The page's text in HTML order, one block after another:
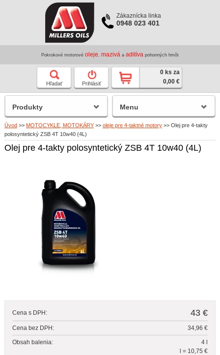
Zákaznícka linka
0948 023 401
Pokrokové motorové oleje mazivá a aditíva pohonných hmôt
Hľadať Prihlásiť
0 ks za
0,00 €
Úvod >> MOTOCYKLE, MOTOKÁRY >> oleje pre 4-taktné motory >> Olej pre 4-takty
polosyntetický ZSB 4T 10w40 (4L)
Olej pre 4-takty polosyntetický ZSB 4T 10w40 (4L)
Cena s DPH: 43 €
Cena bez DPH: 34,96 €
Obsah balenia:
4 l
l = 10,75 €
Produkty Menu